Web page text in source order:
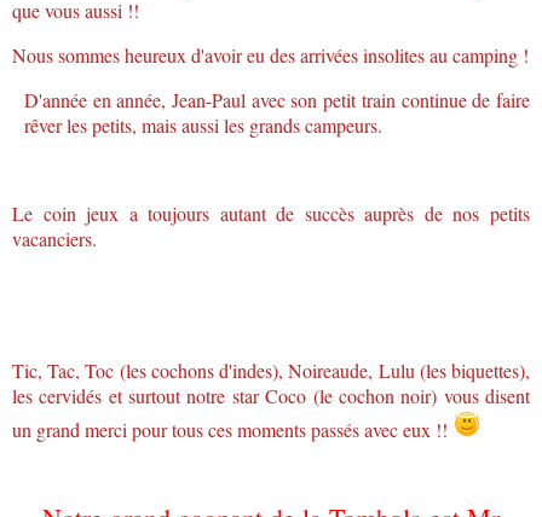
que vous aussi !!
Nous sommes heureux d'avoir eu des arrivées insolites au camping !
D'année en année, Jean-Paul avec son petit train continue de faire
rêver les petits, mais aussi les grands campeurs.
Le coin jeux a toujours autant de succès auprès de nos petits
vacanciers.
Tic, Tac, Toc (les cochons d'indes), Noireaude, Lulu (les biquettes),
les cervidés et surtout notre star Coco (le cochon noir) vous disent
un grand merci pour tous ces moments passés avec eux !!